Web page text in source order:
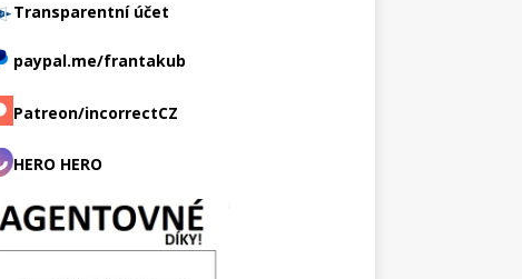
Transparentní účet
paypal.me/frantakub
Patreon/incorrectCZ
HERO HERO